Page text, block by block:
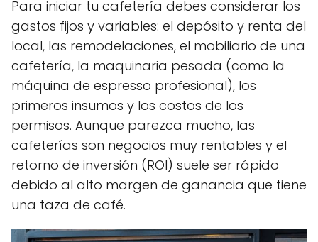
Para iniciar tu cafetería debes considerar los
gastos fijos y variables: el depósito y renta del
local, las remodelaciones, el mobiliario de una
cafetería, la maquinaria pesada (como la
máquina de espresso profesional), los
primeros insumos y los costos de los
permisos. Aunque parezca mucho, las
cafeterías son negocios muy rentables y el
retorno de inversión (ROI) suele ser rápido
debido al alto margen de ganancia que tiene
una taza de café.